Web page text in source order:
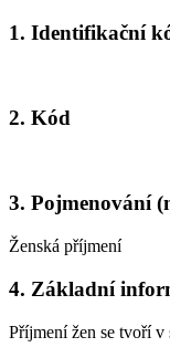
1. Identifikační
2. Kód
3. Pojmenování
Ženská příjmení
4. Základní
Příjmení žen se tvoří v